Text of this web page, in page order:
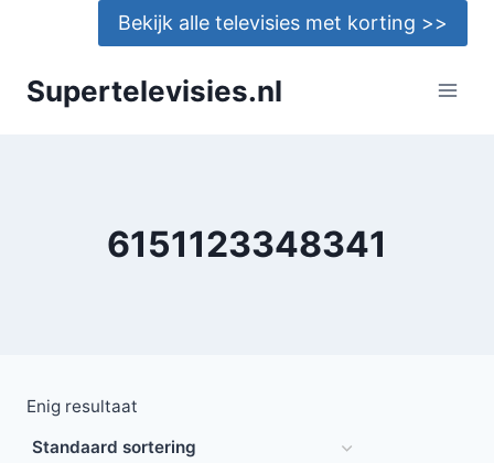
Bekijk alle televisies met korting >>
Supertelevisies.nl
6151123348341
Enig resultaat